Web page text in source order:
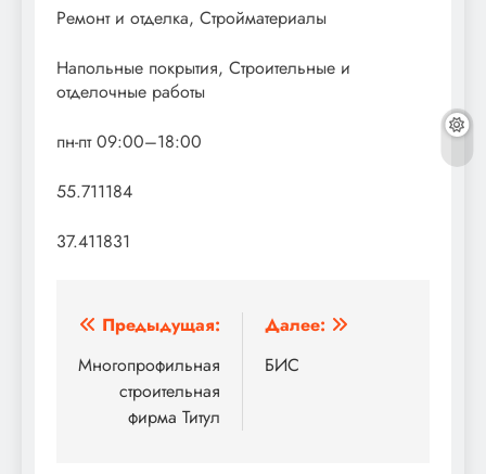
Ремонт и отделка, Стройматериалы
Напольные покрытия, Строительные и
отделочные работы
пн-пт 09:00–18:00
55.711184
37.411831
Навигация
по
записям
Предыдущая:
Многопрофильная
строительная
фирма Титул
Далее:
БИС